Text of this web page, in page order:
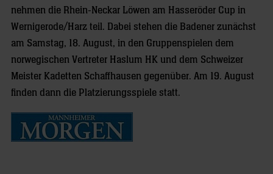
nehmen die Rhein-Neckar Löwen am Hasseröder Cup in
Wernigerode/Harz teil. Dabei stehen die Badener zunächst
am Samstag, 18. August, in den Gruppenspielen dem
norwegischen Vertreter Haslum HK und dem Schweizer
Meister Kadetten Schaffhausen gegenüber. Am 19. August
finden dann die Platzierungsspiele statt.